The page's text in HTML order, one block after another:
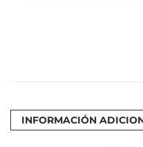
INFORMACIÓN